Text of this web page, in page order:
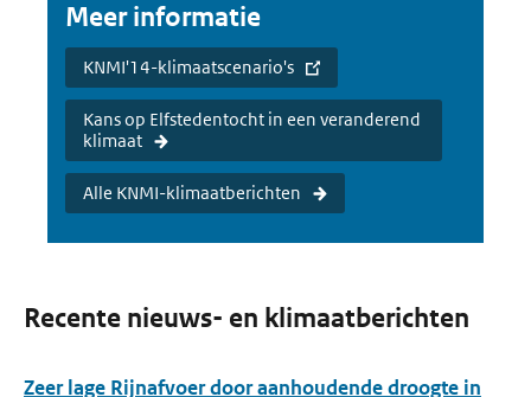
Meer informatie
KNMI'14-klimaatscenario's
Kans op Elfstedentocht in een veranderend
klimaat
Alle KNMI-klimaatberichten
Recente nieuws- en klimaatberichten
Zeer lage Rijnafvoer door aanhoudende droogte in